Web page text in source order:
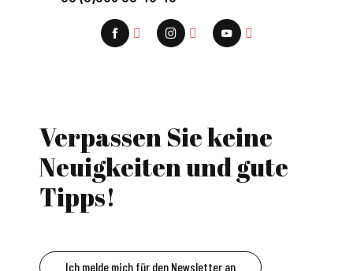
Verpassen Sie keine
Neuigkeiten und gute
Tipps!
Ich melde mich für den Newsletter an